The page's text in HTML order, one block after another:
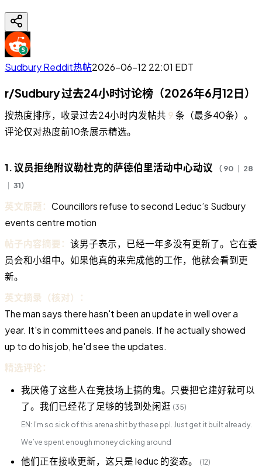
Sudbury Reddit热帖2026-06-12 22:01 EDT
r/Sudbury 过去24小时讨论榜（2026年6月12日）
按热度排序，收录过去24小时内发帖共 9 条（最多40条）。
评论仅对热度前10条展示精选。
1. 议员拒绝附议勒杜克的萨德伯里活动中心动议
（ 90 ｜ 28
｜ 31）
英文原题： Councillors refuse to second Leduc’s Sudbury
events centre motion
帖子内容摘要： 该男子表示，已经一年多没有更新了。它在委
员会和小组中。如果他真的来完成他的工作，他就会看到更
新。
英文摘录（核对）：
The man says there hasn't been an update in well over a
year. It's in committees and panels. If he actually showed
up to do his job, he'd see the updates.
精选评论：
我厌倦了这些人在竞技场上搞的鬼。只要把它建好就可以
了。我们已经花了足够的钱到处闲逛 (35)
EN: I’m so sick of this arena shit by these ppl. Just get it built already.
We’ve spent enough money dicking around
他们正在接收更新，这只是 leduc 的姿态。
(12)